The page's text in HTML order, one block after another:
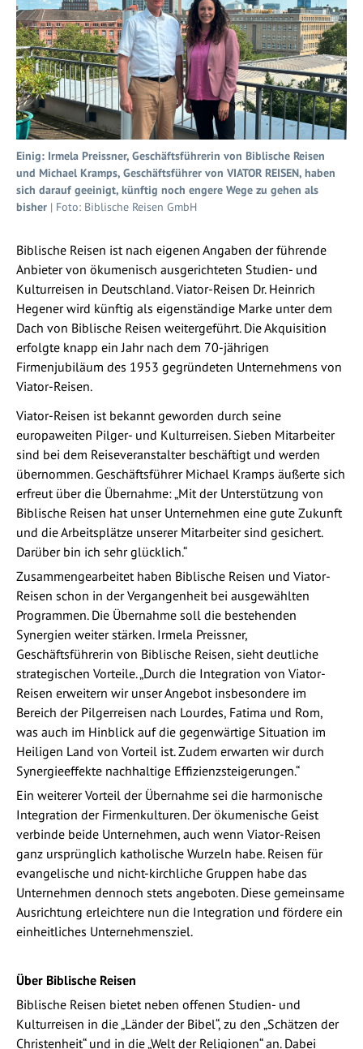
Einig: Irmela Preissner, Geschäftsführerin von Biblische Reisen
und Michael Kramps, Geschäftsführer von VIATOR REISEN, haben
sich darauf geeinigt, künftig noch engere Wege zu gehen als
bisher | Foto: Biblische Reisen GmbH
Biblische Reisen ist nach eigenen Angaben der führende
Anbieter von ökumenisch ausgerichteten Studien- und
Kulturreisen in Deutschland. Viator-Reisen Dr. Heinrich
Hegener wird künftig als eigenständige Marke unter dem
Dach von Biblische Reisen weitergeführt. Die Akquisition
erfolgte knapp ein Jahr nach dem 70-jährigen
Firmenjubiläum des 1953 gegründeten Unternehmens von
Viator-Reisen.
Viator-Reisen ist bekannt geworden durch seine
europaweiten Pilger- und Kulturreisen. Sieben Mitarbeiter
sind bei dem Reiseveranstalter beschäftigt und werden
übernommen. Geschäftsführer Michael Kramps äußerte sich
erfreut über die Übernahme: „Mit der Unterstützung von
Biblische Reisen hat unser Unternehmen eine gute Zukunft
und die Arbeitsplätze unserer Mitarbeiter sind gesichert.
Darüber bin ich sehr glücklich.“
Zusammengearbeitet haben Biblische Reisen und Viator-
Reisen schon in der Vergangenheit bei ausgewählten
Programmen. Die Übernahme soll die bestehenden
Synergien weiter stärken. Irmela Preissner,
Geschäftsführerin von Biblische Reisen, sieht deutliche
strategischen Vorteile. „Durch die Integration von Viator-
Reisen erweitern wir unser Angebot insbesondere im
Bereich der Pilgerreisen nach Lourdes, Fatima und Rom,
was auch im Hinblick auf die gegenwärtige Situation im
Heiligen Land von Vorteil ist. Zudem erwarten wir durch
Synergieeffekte nachhaltige Effizienzsteigerungen.“
Ein weiterer Vorteil der Übernahme sei die harmonische
Integration der Firmenkulturen. Der ökumenische Geist
verbinde beide Unternehmen, auch wenn Viator-Reisen
ganz ursprünglich katholische Wurzeln habe. Reisen für
evangelische und nicht-kirchliche Gruppen habe das
Unternehmen dennoch stets angeboten. Diese gemeinsame
Ausrichtung erleichtere nun die Integration und fördere ein
einheitliches Unternehmensziel.
Über Biblische Reisen
Biblische Reisen bietet neben offenen Studien- und
Kulturreisen in die „Länder der Bibel“, zu den „Schätzen der
Christenheit“ und in die „Welt der Religionen“ an. Dabei